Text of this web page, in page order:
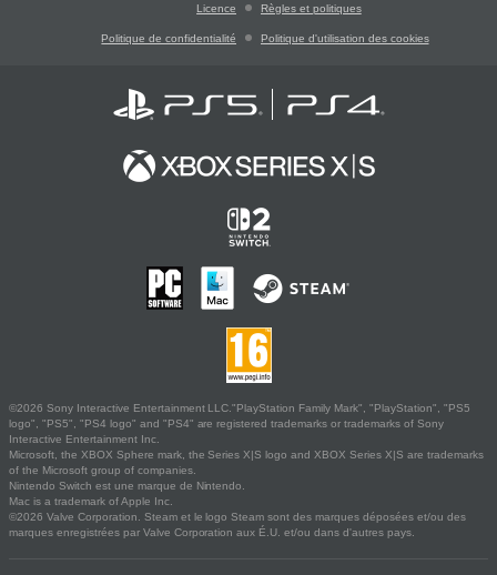
Licence Règles et politiques
Politique de confidentialité Politique d'utilisation des cookies
©2026 Sony Interactive Entertainment LLC."PlayStation Family Mark", "PlayStation", "PS5
logo", "PS5", "PS4 logo" and "PS4" are registered trademarks or trademarks of Sony
Interactive Entertainment Inc.
Microsoft, the XBOX Sphere mark, the Series X|S logo and XBOX Series X|S are trademarks
of the Microsoft group of companies.
Nintendo Switch est une marque de Nintendo.
Mac is a trademark of Apple Inc.
©2026 Valve Corporation. Steam et le logo Steam sont des marques déposées et/ou des
marques enregistrées par Valve Corporation aux É.U. et/ou dans d'autres pays.